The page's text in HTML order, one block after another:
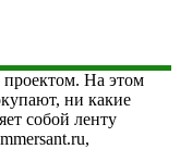
проектом. На этом
ни какие
собой ленту